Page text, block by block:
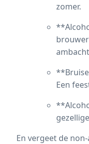
zomer.
Een
En vergeet de